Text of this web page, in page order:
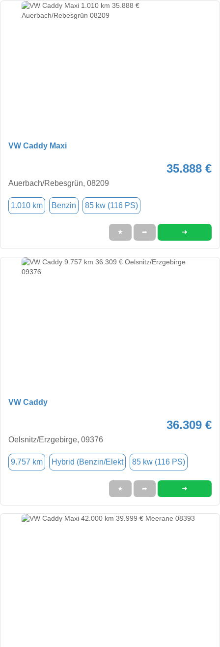
VW Caddy Maxi
35.888 €
Auerbach/Rebesgrün, 08209
1.010 km Benzin 85 kw (116 PS)
★ ➦ ➜
VW Caddy
36.309 €
Oelsnitz/Erzgebirge, 09376
9.757 km Hybrid (Benzin/Elekt 85 kw (116 PS)
★ ➦ ➜